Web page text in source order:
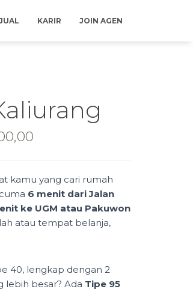
KARIR JOIN AGEN
Rp594.000.000,00.
kamu yang cari rumah
6 menit dari Jalan
ke UGM atau Pakuwon
atau tempat belanja,
40, lengkap dengan 2
lebih besar? Ada Tipe 95